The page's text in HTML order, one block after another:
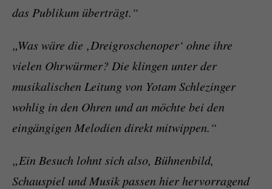
das Publikum überträgt.“
„Was wäre die ‚Dreigroschenoper‘ ohne ihre
vielen Ohrwürmer? Die klingen unter der
musikalischen Leitung von Yotam Schlezinger
wohlig in den Ohren und an möchte bei den
eingängigen Melodien direkt mitwippen.“
„Ein Besuch lohnt sich also, Bühnenbild,
Schauspiel und Musik passen hier hervorragend